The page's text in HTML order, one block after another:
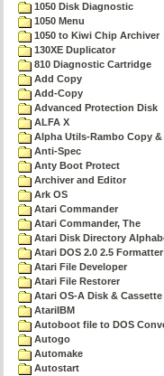
1050 Disk Diagnostic
1050 Menu
1050 to Kiwi Chip Archiver
130XE Duplicator
810 Diagnostic Cartridge
Add Copy
Add-Copy
Advanced Protection Disk
ALFA X
Alpha Utils-Rambo Copy
Anti-Spec
Anty Boot Protect
Archiver and Editor
Ark OS
Atari Commander
Atari Commander, The
Atari Disk Directory
Atari DOS 2.0 2.5 Formatter
Atari File Developer
Atari File Restorer
Atari OS-A Disk &
AtariIBM
Autoboot file to DOS
Autogo
Automake
Autostart